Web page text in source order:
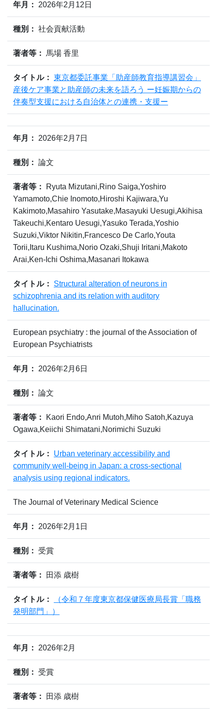
年月： 2026年2月12日
種別： 社会貢献活動
著者等： 馬場 香里
タイトル： 東京都委託事業「助産師教育指導講習会」
産後ケア事業と助産師の未来を語ろう ー妊娠期からの
伴奏型支援における自治体との連携・支援ー
年月： 2026年2月7日
種別： 論文
著者等：
Ryuta Mizutani,Rino Saiga,Yoshiro
Yamamoto,Chie Inomoto,Hiroshi Kajiwara,Yu
Kakimoto,Masahiro Yasutake,Masayuki Uesugi,Akihisa
Takeuchi,Kentaro Uesugi,Yasuko Terada,Yoshio
Suzuki,Viktor Nikitin,Francesco De Carlo,Youta
Torii,Itaru Kushima,Norio Ozaki,Shuji Iritani,Makoto
Arai,Ken-Ichi Oshima,Masanari Itokawa
タイトル：
Structural alteration of neurons in
schizophrenia and its relation with auditory
hallucination.
European psychiatry : the journal of the Association of
European Psychiatrists
年月： 2026年2月6日
種別： 論文
著者等：
Kaori Endo,Anri Mutoh,Miho Satoh,Kazuya
Ogawa,Keiichi Shimatani,Norimichi Suzuki
タイトル：
Urban veterinary accessibility and
community well-being in Japan: a cross-sectional
analysis using regional indicators.
The Journal of Veterinary Medical Science
年月： 2026年2月1日
種別： 受賞
著者等： 田添 歳樹
タイトル：
（令和７年度東京都保健医療局長賞「職務
発明部門」）
年月： 2026年2月
種別： 受賞
著者等： 田添 歳樹